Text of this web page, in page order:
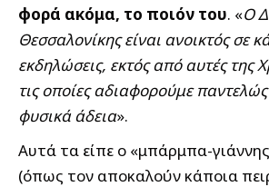
φορά ακόμα, το ποιόν του. «Ο
Θεσσαλονίκης είναι ανοικτός σε
εκδηλώσεις, εκτός από αυτές της
τις οποίες αδιαφορούμε
φυσικά άδεια».
Αυτά τα είπε ο «μπάρμπα-
(όπως τον αποκαλούν κάποια